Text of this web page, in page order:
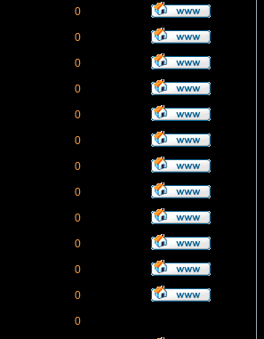
0
0
0
0
0
0
0
0
0
0
0
0
0